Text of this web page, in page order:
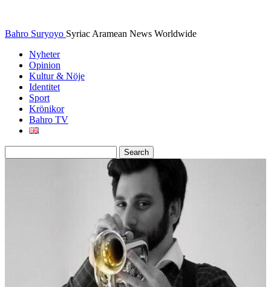
Bahro Suryoyo Syriac Aramean News Worldwide
Nyheter
Opinion
Kultur & Nöje
Identitet
Sport
Krönikor
Bahro TV